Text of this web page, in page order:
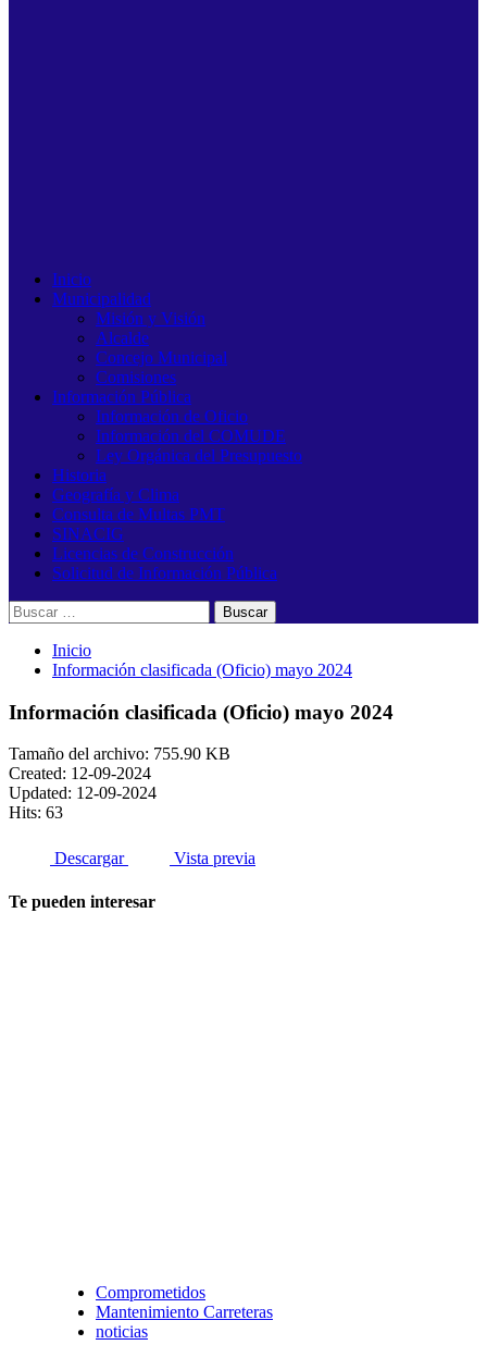
Inicio
Municipalidad
Misión y Visión
Alcalde
Concejo Municipal
Comisiones
Información Pública
Información de Oficio
Información del COMUDE
Ley Orgánica del Presupuesto
Historia
Geografía y Clima
Consulta de Multas PMT
SINACIG
Licencias de Construcción
Solicitud de Información Pública
Buscar:
Inicio
Información clasificada (Oficio) mayo 2024
Información clasificada (Oficio) mayo 2024
Tamaño del archivo: 755.90 KB
Created: 12-09-2024
Updated: 12-09-2024
Hits: 63
Descargar Vista previa
Te pueden interesar
Comprometidos
Mantenimiento Carreteras
noticias